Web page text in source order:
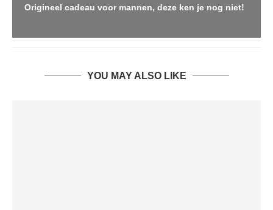
Origineel cadeau voor mannen, deze ken je nog niet!
YOU MAY ALSO LIKE